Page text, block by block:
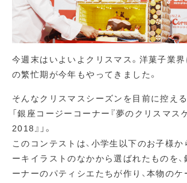
今週末はいよいよクリスマス。洋菓子業
の繁忙期が今年もやってきました。
そんなクリスマスシーズンを目前に控え
「銀座コージーコーナー『夢のクリスマス
2018』」。
このコンテストは、小学生以下のお子様
ーキイラストのなかから選ばれたものを、
ーナーのパティシエたちが作り、本物のケ